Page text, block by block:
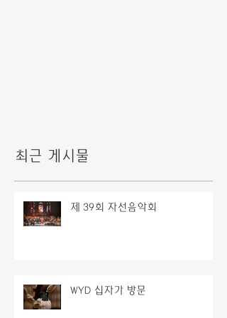
최근 게시물
제 39회 자선음악회
WYD 십자가 방문